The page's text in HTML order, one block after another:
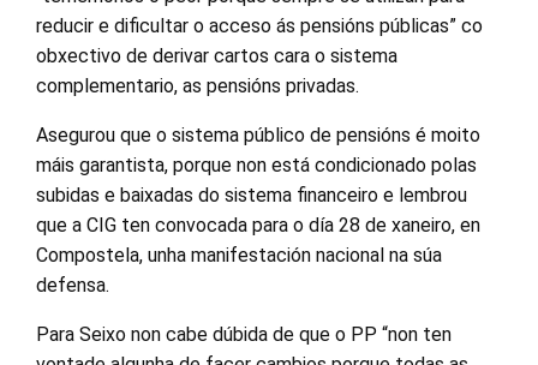
reducir e dificultar o acceso ás pensións públicas” co
obxectivo de derivar cartos cara o sistema
complementario, as pensións privadas.
Asegurou que o sistema público de pensións é moito
máis garantista, porque non está condicionado polas
subidas e baixadas do sistema financeiro e lembrou
que a CIG ten convocada para o día 28 de xaneiro, en
Compostela, unha manifestación nacional na súa
defensa.
Para Seixo non cabe dúbida de que o PP “non ten